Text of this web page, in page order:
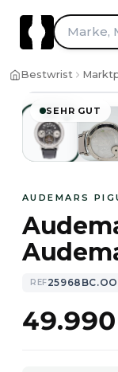
Zum Inhalt
Marke,
Bestwrist
SEHR GUT
1/9
AUDEMARS
REF